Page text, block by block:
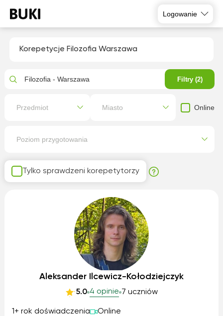
Logowanie
Korepetycje Filozofia Warszawa
Tylko sprawdzeni korepetytorzy
Aleksander Ilcewicz-Kołodziejczyk
5.0 4 opinie 7 uczniów
1+ rok doświadczenia Online
Filozofia - Warszawa Filtry (2)
Przedmiot Miasto Online
Poziom przygotowania